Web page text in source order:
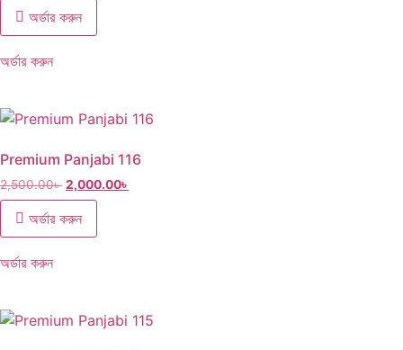
অর্ডার করুন
অর্ডার করুন
Premium Panjabi 116
2,500.00৳ 2,000.00৳
অর্ডার করুন
অর্ডার করুন